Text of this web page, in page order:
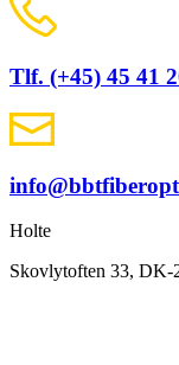
Tlf. (+45) 45 41
Holte
Skovlytoften 33, DK-